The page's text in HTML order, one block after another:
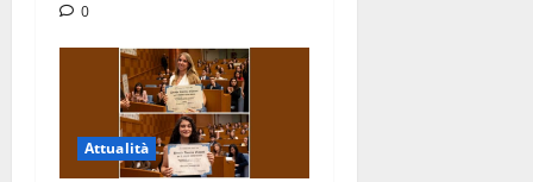
0
Attualità